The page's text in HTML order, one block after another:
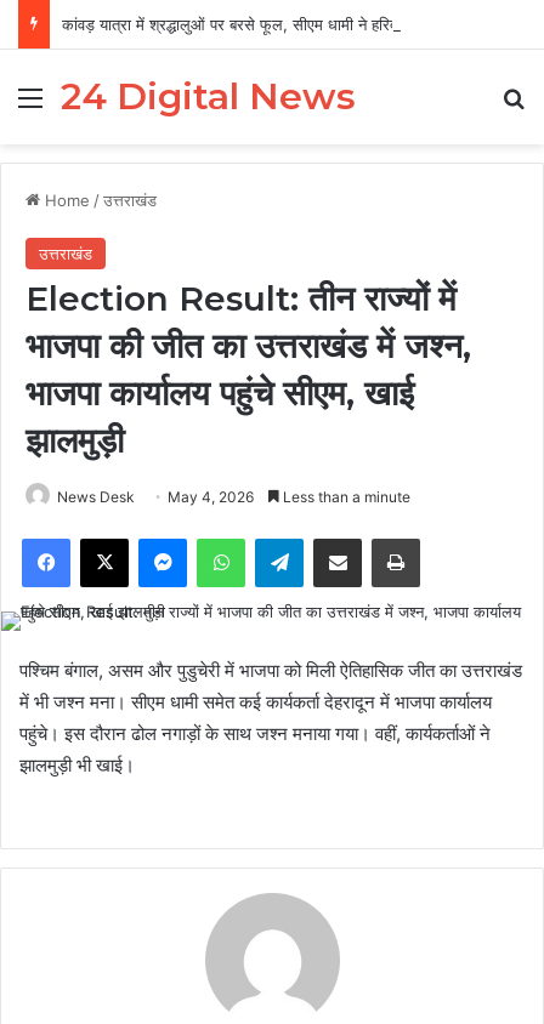
कांवड़ यात्रा में श्रद्धालुओं पर बरसे फूल, सीएम धामी ने हरिद्वार में किया स्वागत
Menu
24 Digital News
Home /उत्तराखंड
उत्तराखंड
Election Result: तीन राज्यों में
भाजपा की जीत का उत्तराखंड में जश्न,
भाजपा कार्यालय पहुंचे सीएम, खाई
झालमुड़ी
News Desk May 4, 2026 Less than a minute
Facebook
X MessengerWhatsAppTelegramShare via Email Print
पश्चिम बंगाल, असम और पुडुचेरी में भाजपा को मिली ऐतिहासिक जीत का उत्तराखंड
में भी जश्न मना। सीएम धामी समेत कई कार्यकर्ता देहरादून में भाजपा कार्यालय
पहुंचे। इस दौरान ढोल नगाड़ों के साथ जश्न मनाया गया। वहीं, कार्यकर्ताओं ने
झालमुड़ी भी खाई।